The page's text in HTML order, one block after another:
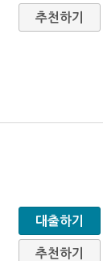
추천하기
대출하기
추천하기